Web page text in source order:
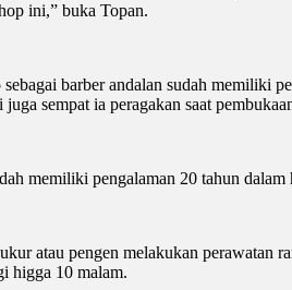
ini,” buka Topan.
barber andalan sudah memiliki
sempat ia peragakan saat
memiliki pengalaman 20 tahun
atau pengen melakukan perawatan
higga 10 malam.